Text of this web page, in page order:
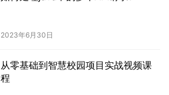
2023年6月30日
从零基础到智慧校园项目实战视频课
程